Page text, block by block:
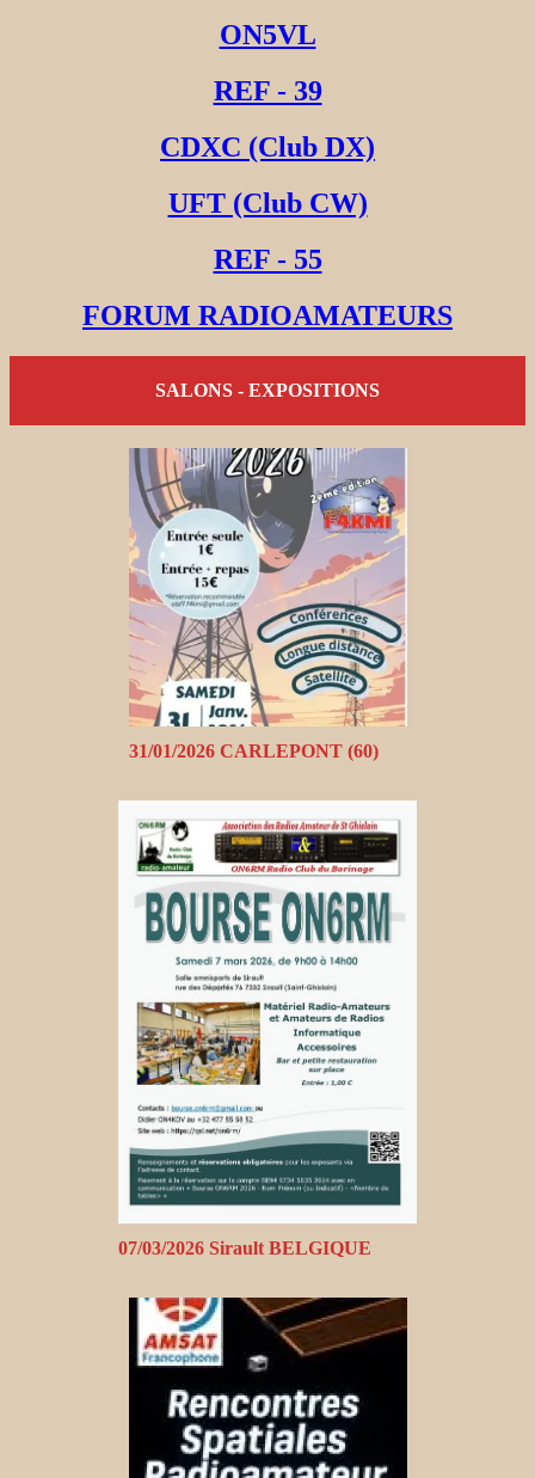
ON5VL
REF - 39
CDXC (Club DX)
UFT (Club CW)
REF - 55
FORUM RADIOAMATEURS
SALONS - EXPOSITIONS
31/01/2026 CARLEPONT (60)
07/03/2026 Sirault BELGIQUE